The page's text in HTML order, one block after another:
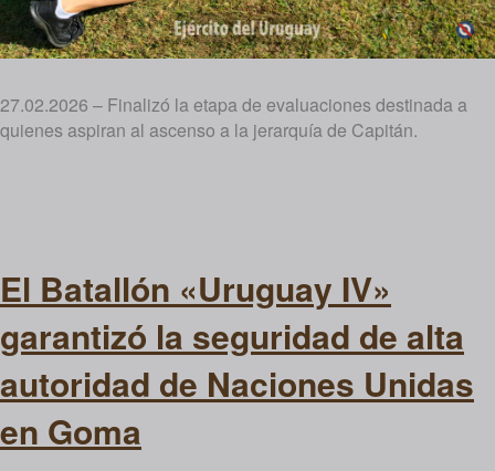
27.02.2026 – Finalizó la etapa de evaluaciones destinada a
quienes aspiran al ascenso a la jerarquía de Capitán.
El Batallón «Uruguay IV»
garantizó la seguridad de alta
autoridad de Naciones Unidas
en Goma